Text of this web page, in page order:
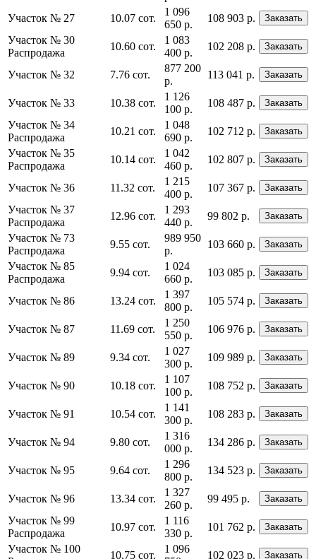
Участок № 27 10.07 сот.
1 096
650 р.
108 903 р. Заказать
Участок № 30
Распродажа
10.60 сот.
1 083
400 р.
102 208 р. Заказать
Участок № 32 7.76 сот.
877 200
р.
113 041 р. Заказать
Участок № 33 10.38 сот.
1 126
100 р.
108 487 р. Заказать
Участок № 34
Распродажа
10.21 сот.
1 048
690 р.
102 712 р. Заказать
Участок № 35
Распродажа
10.14 сот.
1 042
460 р.
102 807 р. Заказать
Участок № 36 11.32 сот.
1 215
400 р.
107 367 р. Заказать
Участок № 37
Распродажа
12.96 сот.
1 293
440 р.
99 802 р. Заказать
Участок № 73
Распродажа
9.55 сот.
989 950
р.
103 660 р. Заказать
Участок № 85
Распродажа
9.94 сот.
1 024
660 р.
103 085 р. Заказать
Участок № 86 13.24 сот.
1 397
800 р.
105 574 р. Заказать
Участок № 87 11.69 сот.
1 250
550 р.
106 976 р. Заказать
Участок № 89 9.34 сот.
1 027
300 р.
109 989 р. Заказать
Участок № 90 10.18 сот.
1 107
100 р.
108 752 р. Заказать
Участок № 91 10.54 сот.
1 141
300 р.
108 283 р. Заказать
Участок № 94 9.80 сот.
1 316
000 р.
134 286 р. Заказать
Участок № 95 9.64 сот.
1 296
800 р.
134 523 р. Заказать
Участок № 96 13.34 сот.
1 327
260 р.
99 495 р. Заказать
Участок № 99
Распродажа
10.97 сот.
1 116
330 р.
101 762 р. Заказать
Участок № 100
10.75 сот.
1 096
102 023 р. Заказать